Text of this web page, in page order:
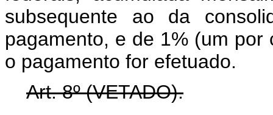
subsequente ao da
pagamento, e de 1% (um
o pagamento for efetuado.
Art. 8º (VETADO).